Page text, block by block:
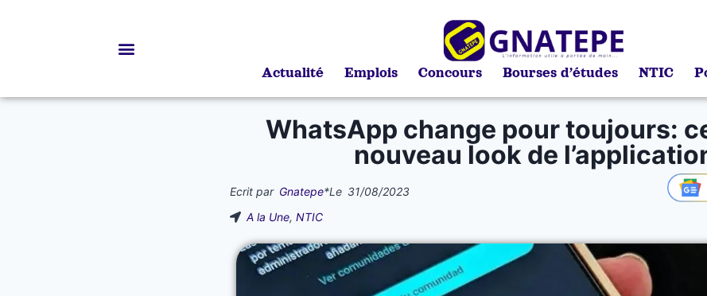
Actualité Emplois Concours Bourses d’études NTIC
WhatsApp change pour toujours:
nouveau look de
Ecrit par Gnatepe*Le 31/08/2023
A la Une, NTIC